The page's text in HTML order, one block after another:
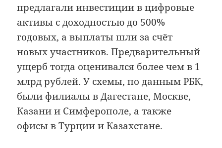
предлагали инвестиции в цифровые
активы с доходностью до 500%
годовых, а выплаты шли за счёт
новых участников. Предварительный
ущерб тогда оценивался более чем в 1
млрд рублей. У схемы, по данным РБК,
были филиалы в Дагестане, Москве,
Казани и Симферополе, а также
офисы в Турции и Казахстане.